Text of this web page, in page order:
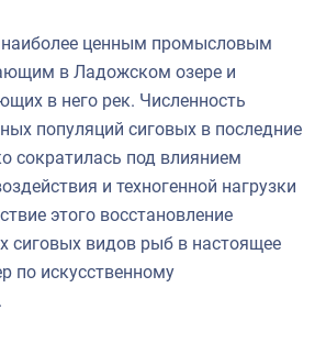
наиболее ценным промысловым
в Ладожском озере и
в него рек. Численность
популяций сиговых в последние
сократилась под влиянием
и техногенной нагрузки
этого восстановление
сиговых видов рыб в настоящее
по искусственному